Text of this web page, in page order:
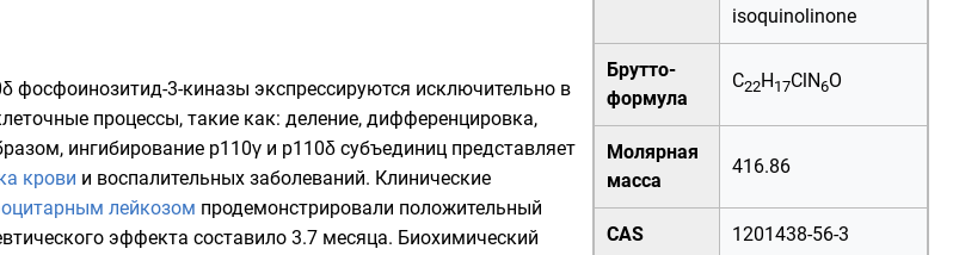
isoquinolinone
Брутто-
формула
C22H17ClN6O
Молярная
масса
416.86
CAS 1201438-56-3
фосфоинозитид-3-киназы экспрессируются исключительно в
процессы, такие как: деление, дифференцировка,
ингибирование p110γ и p110δ субъединиц представляет
крови и воспалительных заболеваний. Клинические
лейкозом продемонстрировали положительный
эффекта составило 3.7 месяца. Биохимический